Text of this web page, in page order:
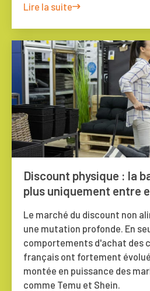
Lire la suite
Discount physique : la
plus uniquement entre
Le marché du discount non
une mutation profonde. En
comportements d'achat des
français ont fortement
montée en puissance des
comme Temu et Shein.